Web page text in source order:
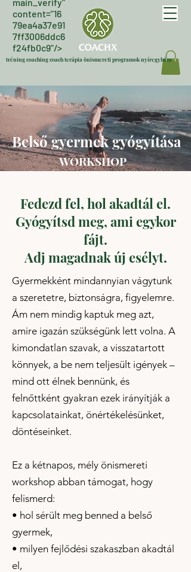
content="16
79ea4a37e91
7ff3006ddc6
f24fb0c9"/>
tréning coaching coach terápia önismereti programok nyíregyháza
Belső gyermek gyógyítása
WORKSHOP
Fedezd fel, hol akadtál el.
Gyógyítsd meg, ami egykor
fájt.
Adj magadnak új esélyt.
Gyermekként mindannyian vágytunk
a szeretetre, biztonságra, figyelemre.
Ám nem mindig kaptuk meg azt,
amire igazán szükségünk lett volna. A
kimondatlan szavak, a visszatartott
könnyek, a be nem teljesült igények –
mind ott élnek bennünk, és
felnőttként gyakran ezek irányítják a
kapcsolatainkat, önértékelésünket,
döntéseinket.
Ez a kétnapos, mély önismereti
workshop abban támogat, hogy
felismerd:
• hol sérült meg benned a belső
gyermek,
• milyen fejlődési szakaszban akadtál
el,